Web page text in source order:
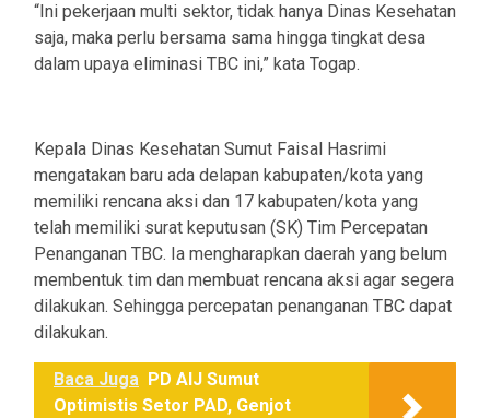
“Ini pekerjaan multi sektor, tidak hanya Dinas Kesehatan
saja, maka perlu bersama sama hingga tingkat desa
dalam upaya eliminasi TBC ini,” kata Togap.
Kepala Dinas Kesehatan Sumut Faisal Hasrimi
mengatakan baru ada delapan kabupaten/kota yang
memiliki rencana aksi dan 17 kabupaten/kota yang
telah memiliki surat keputusan (SK) Tim Percepatan
Penanganan TBC. Ia mengharapkan daerah yang belum
membentuk tim dan membuat rencana aksi agar segera
dilakukan. Sehingga percepatan penanganan TBC dapat
dilakukan.
Baca Juga PD AIJ Sumut
Optimistis Setor PAD, Genjot